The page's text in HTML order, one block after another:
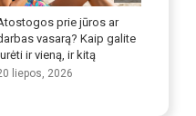
Patobulinkite savo kalbos
įgūdžius
9 liepos, 2026